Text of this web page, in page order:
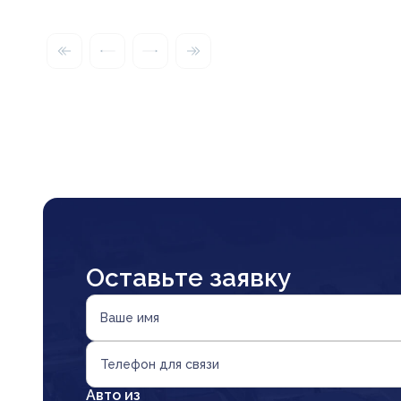
Оставьте заявку
Ваше имя
Телефон для связи
Авто из